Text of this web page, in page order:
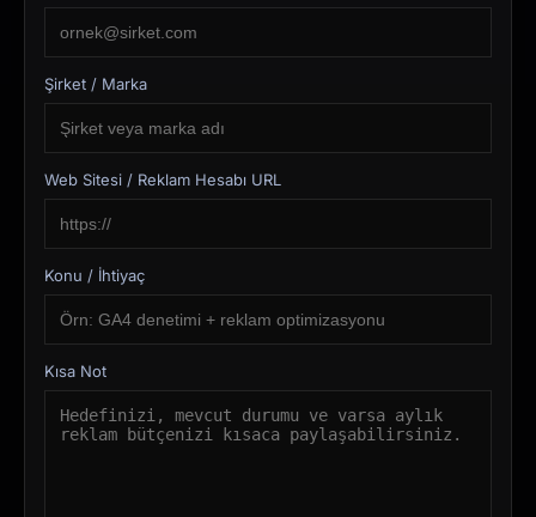
Şirket / Marka
Web Sitesi / Reklam Hesabı URL
Konu / İhtiyaç
Kısa Not